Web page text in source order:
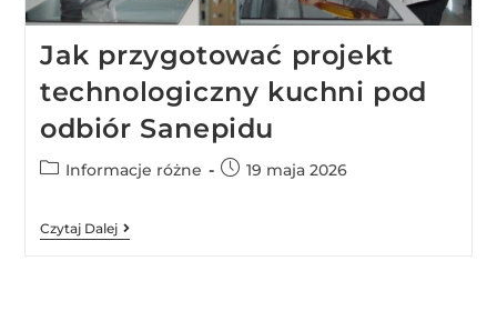
Jak przygotować projekt
technologiczny kuchni pod
odbiór Sanepidu
Informacje różne 19 maja 2026
Czytaj Dalej